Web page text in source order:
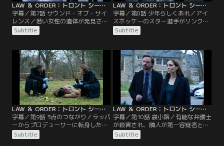
LAW ＆ ORDER：トロント シーズン1 第07話／字幕
字幕／第7話 サウンド・オブ・サイ
レンス／若い女性の遺体が発見され
る。我らの刑事たちは、被害者が不
当に解雇された職場に事件の鍵があ
Subtitle
LAW ＆ ORDER：トロント シーズン1 第08話／字幕
字幕／第8話 少年らしくあれ／アイ
スホッケーのスター選手がリンクで
遺体となって発見された。事件解決
のためには、数日前に発生したいじ
分のことを調べなければならない。
Subtitle
LAW ＆ ORDER：トロント シーズン1 第09話／字幕
字幕／第9話 3点のつながり／ラッパ
ーからプロデューサーに転身した有
名人が殺される。グラフとベイトマ
ンは、街に野放しになっている常軌
Subtitle
LAW ＆ ORDER：トロント シーズン1 第10話／字幕
字幕／第10話 袋小路／有能な弁護士
が殺害され、隣人が第一容疑者とし
て挙げられた。
Subtitle